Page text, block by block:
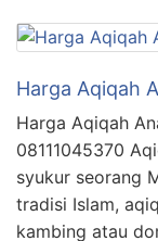
Harga Aqiqah
Harga Aqiqah
08111045370
syukur seorang
tradisi Islam,
kambing atau